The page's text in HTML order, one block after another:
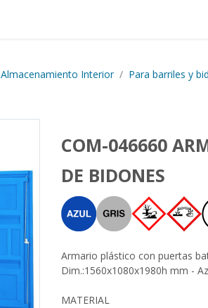
Almacenamiento Interior
Para barriles y
COM-046660
DE BIDONES
Armario plástico con puertas
Dim.:1560x1080x1980h mm -
MATERIAL